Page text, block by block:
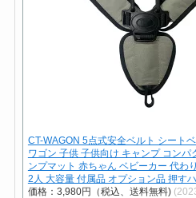
CT-WAGON 5点式安全ベルト シート
ワゴン 子供 子供向け キャンプ コンパ
ンプマット 赤ちゃん ベビーカー 代わ
2人 大容量 付属品 オプション品 押す
価格：3,980円（税込、送料無料)